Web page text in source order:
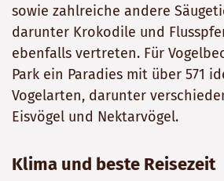
sowie zahlreiche andere
darunter Krokodile und
ebenfalls vertreten. Für
Park ein Paradies mit über 571
Vogelarten, darunter
Eisvögel und Nektarvögel.
Klima und beste Reisezeit